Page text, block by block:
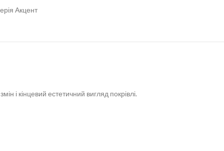
Акцент
і кінцевий естетичний вигляд покрівлі.